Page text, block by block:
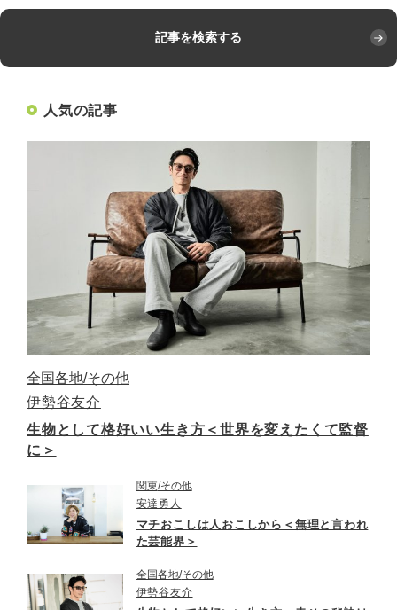
記事を検索する
人気の記事
全国各地 その他
伊勢谷友介
生物として格好いい生き方＜世界を変えたくて監督
に＞
関東 その他
安達勇人
マチおこしは人おこしから＜無理と言われ
た芸能界＞
全国各地 その他
伊勢谷友介